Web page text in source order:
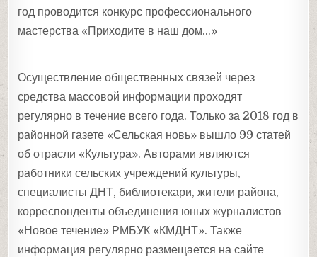
год проводится конкурс профессионального
мастерства «Приходите в наш дом…»
Осуществление общественных связей через
средства массовой информации проходят
регулярно в течение всего года. Только за 2018 год в
районной газете «Сельская новь» вышло 99 статей
об отрасли «Культура». Авторами являются
работники сельских учреждений культуры,
специалисты ДНТ, библиотекари, жители района,
корреспонденты объединения юных журналистов
«Новое течение» РМБУК «КМДНТ». Также
информация регулярно размещается на сайте